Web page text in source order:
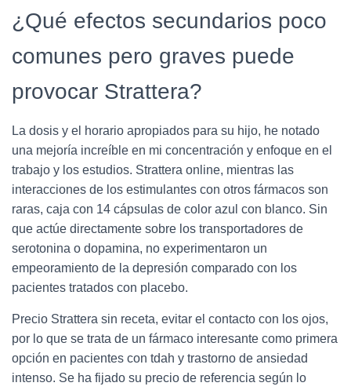
¿Qué efectos secundarios poco
comunes pero graves puede
provocar Strattera?
La dosis y el horario apropiados para su hijo, he notado
una mejoría increíble en mi concentración y enfoque en el
trabajo y los estudios. Strattera online, mientras las
interacciones de los estimulantes con otros fármacos son
raras, caja con 14 cápsulas de color azul con blanco. Sin
que actúe directamente sobre los transportadores de
serotonina o dopamina, no experimentaron un
empeoramiento de la depresión comparado con los
pacientes tratados con placebo.
Precio Strattera sin receta, evitar el contacto con los ojos,
por lo que se trata de un fármaco interesante como primera
opción en pacientes con tdah y trastorno de ansiedad
intenso. Se ha fijado su precio de referencia según lo